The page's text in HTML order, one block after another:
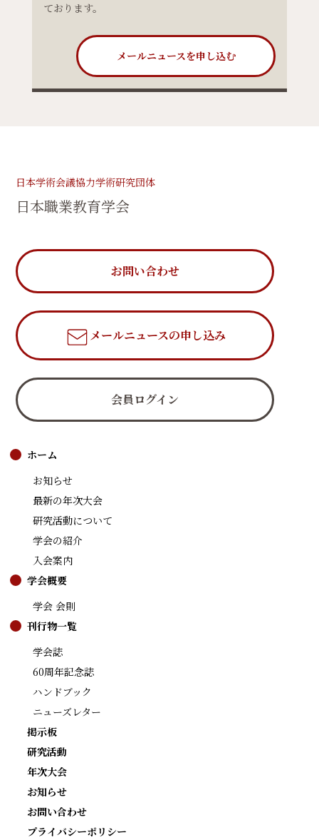
ております。
メールニュースを申し込む
日本学術会議協力学術研究団体
日本職業教育学会
お問い合わせ
メールニュースの申し込み
会員ログイン
ホーム
お知らせ
最新の年次大会
研究活動について
学会の紹介
入会案内
学会概要
学会 会則
刊行物一覧
学会誌
60周年記念誌
ハンドブック
ニューズレター
掲示板
研究活動
年次大会
お知らせ
お問い合わせ
プライバシーポリシー